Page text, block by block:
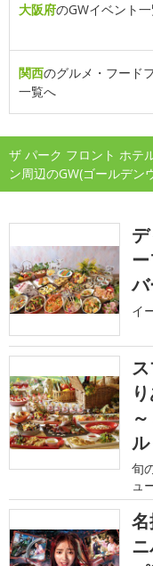
大阪府のGWイベント
関西のグルメ・フード
一覧へ
ザ パーク フロント ホテ
ン周辺のGW(ゴールデン
イ
旬
ュ